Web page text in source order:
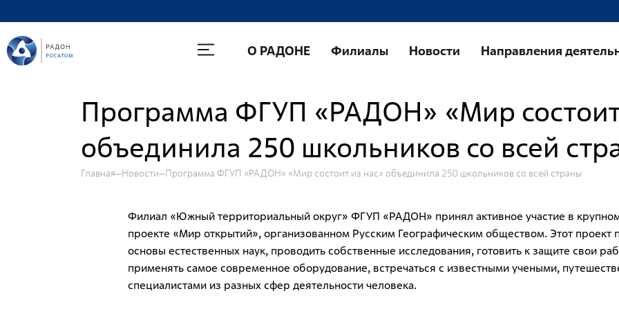
О РАДОНЕ Филиалы Новости Направления
Программа ФГУП «РАДОН» «Мир состоит
объединила 250 школьников со всей
Главная Новости Программа ФГУП «РАДОН» «Мир состоит из нас» объединила 250 школьников со всей страны
Филиал «Южный территориальный округ» ФГУП «РАДОН» принял активное участие в
проекте «Мир открытий», организованном Русским Географическим обществом. Этот проект
основы естественных наук, проводить собственные исследования, готовить к защите свои
применять самое современное оборудование, встречаться с известными учеными,
специалистами из разных сфер деятельности человека.
Лицензии
Миссия и видение
Ценности Росатома
Производственная система "Росатома"
Научно-технический совет
Диссертационный совет
Системы менеджмента
Направления деятельности
Региональный учет и контроль радиоактивных
веществ, источников ионизирующего
излучения и радиоактивных отходов
Радиационно-аварийные и радиационно-
реабилитационные работы
управлению объектами «ядерного наследия»
Журналистам